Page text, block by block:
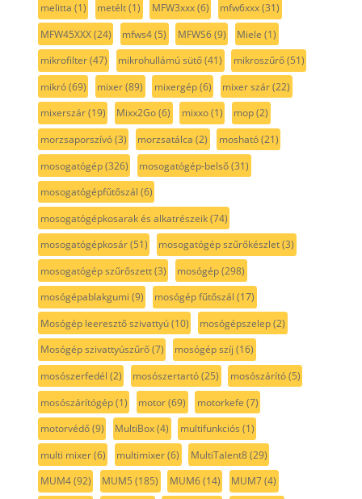
melitta (1) metélt(1) MFW3xxx(6) mfw6xxx(31)
MFW45XXX(24) mfws4(5) MFWS6(9) Miele (1)
mikrofilter(47) mikrohullámú sütő(41) mikroszűrő(51)
mikró(69) mixer(89) mixergép(6) mixer szár(22)
mixerszár(19) Mixx2Go(6) mixxo(1) mop(2)
morzsaporszívó(3) morzsatálca (2) mosható(21)
mosogatógép(326) mosogatógép-belső(31)
mosogatógépfűtőszál (6)
mosogatógépkosarak és alkatrészeik(74)
mosogatógépkosár(51) mosogatógép szűrőkészlet(3)
mosogatógép szűrőszett(3) mosógép(298)
mosógépablakgumi (9) mosógép fűtőszál (17)
Mosógép leeresztő szivattyú(10) mosógépszelep(2)
Mosógép szivattyúszűrő(7) mosógép szíj (16)
mosószerfedél (2) mosószertartó(25) mosószárító(5)
mosószárítógép(1) motor(69) motorkefe (7)
motorvédő(9) MultiBox(4) multifunkciós (1)
multi mixer(6) multimixer(6) MultiTalent8(29)
MUM4(92) MUM5 (185) MUM6(14) MUM7(4)